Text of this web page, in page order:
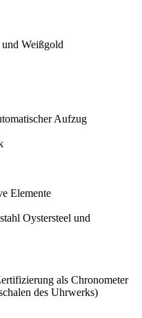
Weißgold
Aufzug
Elemente
Oystersteel und
als Chronometer
des Uhrwerks)